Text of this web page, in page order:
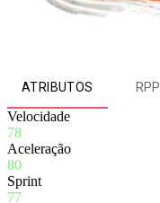
ATRIBUTOS RPP
Velocidade
78
Aceleração
80
Sprint
77